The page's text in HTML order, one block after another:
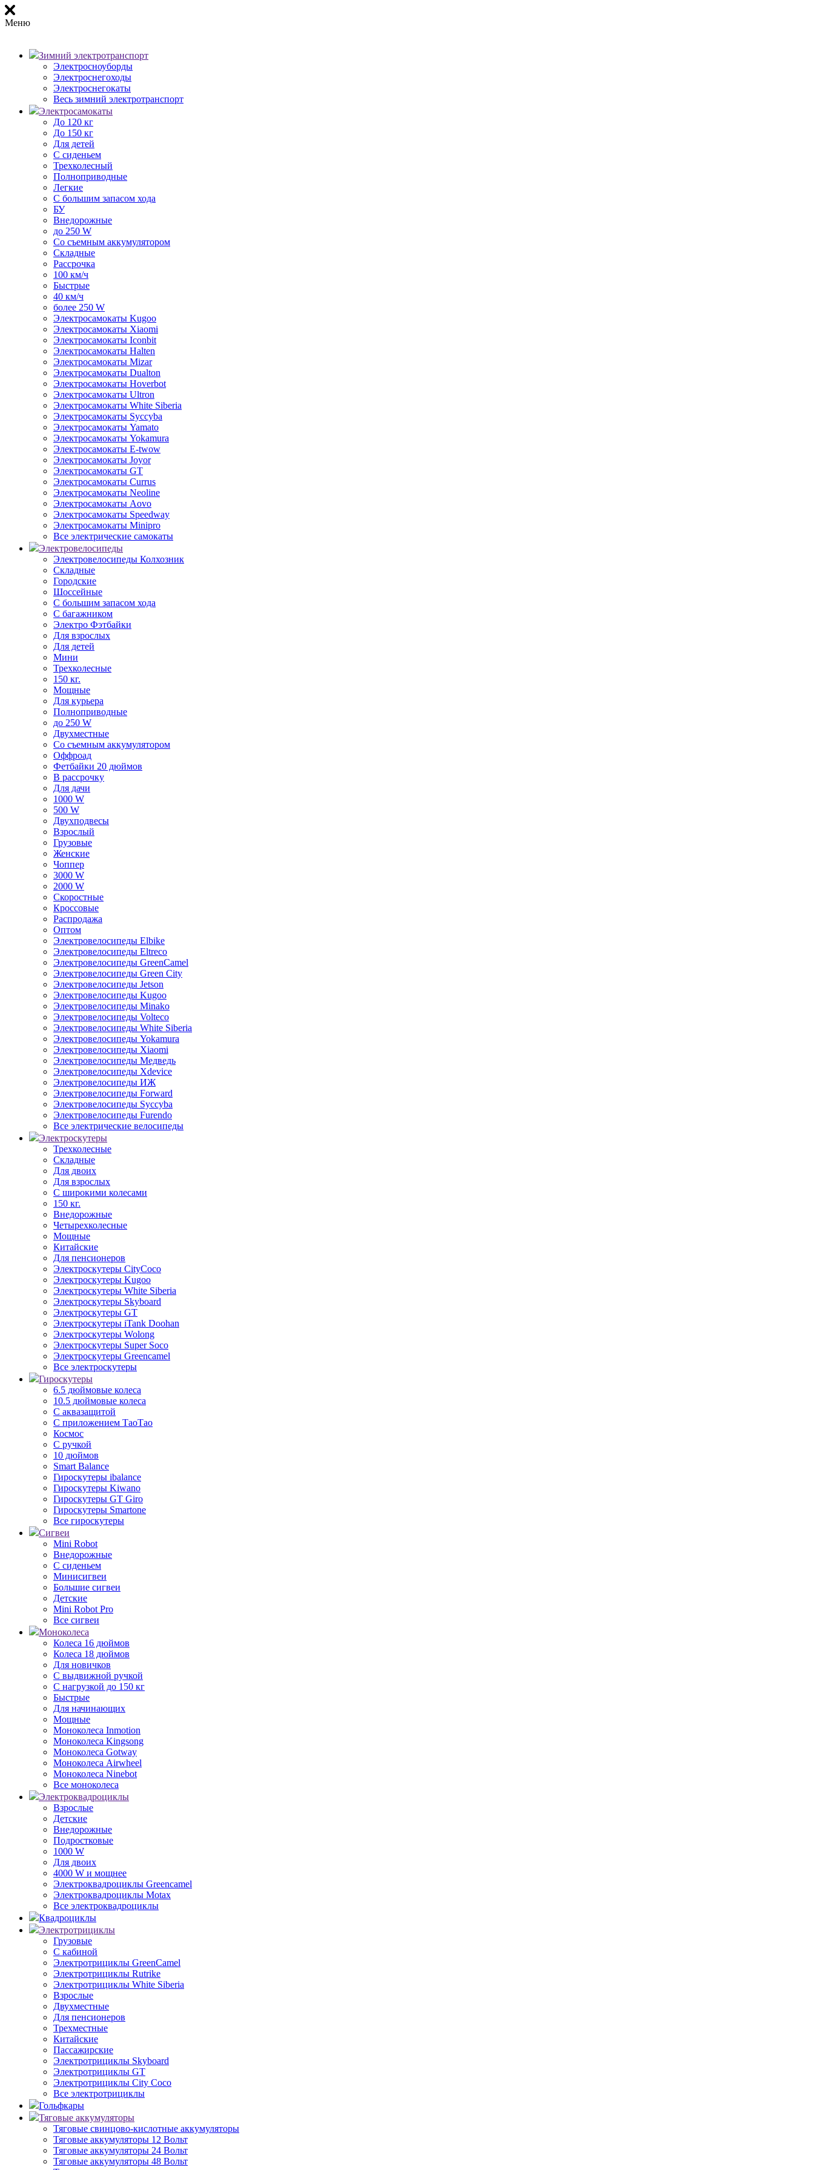
Меню
Зимний электротранспорт
Электросноуборды
Электроснегоходы
Электроснегокаты
Весь зимний электротранспорт
Электросамокаты
До 120 кг
До 150 кг
Для детей
С сиденьем
Трехколесный
Полноприводные
Легкие
С большим запасом хода
БУ
Внедорожные
до 250 W
Со съемным аккумулятором
Складные
Рассрочка
100 км/ч
Быстрые
40 км/ч
более 250 W
Электросамокаты Kugoo
Электросамокаты Xiaomi
Электросамокаты Iconbit
Электросамокаты Halten
Электросамокаты Mizar
Электросамокаты Dualton
Электросамокаты Hoverbot
Электросамокаты Ultron
Электросамокаты White Siberia
Электросамокаты Syccyba
Электросамокаты Yamato
Электросамокаты Yokamura
Электросамокаты E-twow
Электросамокаты Joyor
Электросамокаты GT
Электросамокаты Currus
Электросамокаты Neoline
Электросамокаты Aovo
Электросамокаты Speedway
Электросамокаты Minipro
Все электрические самокаты
Электровелосипеды
Электровелосипеды Колхозник
Складные
Городские
Шоссейные
С большим запасом хода
С багажником
Электро Фэтбайки
Для взрослых
Для детей
Мини
Трехколесные
150 кг.
Мощные
Для курьера
Полноприводные
до 250 W
Двухместные
Со съемным аккумулятором
Оффроад
Фетбайки 20 дюймов
В рассрочку
Для дачи
1000 W
500 W
Двухподвесы
Взрослый
Грузовые
Женские
Чоппер
3000 W
2000 W
Скоростные
Кроссовые
Распродажа
Оптом
Электровелосипеды Elbike
Электровелосипеды Eltreco
Электровелосипеды GreenCamel
Электровелосипеды Green City
Электровелосипеды Jetson
Электровелосипеды Kugoo
Электровелосипеды Minako
Электровелосипеды Volteco
Электровелосипеды White Siberia
Электровелосипеды Yokamura
Электровелосипеды Xiaomi
Электровелосипеды Медведь
Электровелосипеды Xdevice
Электровелосипеды ИЖ
Электровелосипеды Forward
Электровелосипеды Syccyba
Электровелосипеды Furendo
Все электрические велосипеды
Электроскутеры
Трехколесные
Складные
Для двоих
Для взрослых
С широкими колесами
150 кг.
Внедорожные
Четырехколесные
Мощные
Китайские
Для пенсионеров
Электроскутеры CityCoco
Электроскутеры Kugoo
Электроскутеры White Siberia
Электроскутеры Skyboard
Электроскутеры GT
Электроскутеры iTank Doohan
Электроскутеры Wolong
Электроскутеры Super Soco
Электроскутеры Greencamel
Все электроскутеры
Гироскутеры
6.5 дюймовые колеса
10.5 дюймовые колеса
С аквазащитой
С приложением ТаоТао
Космос
С ручкой
10 дюймов
Smart Balance
Гироскутеры ibalance
Гироскутеры Kiwano
Гироскутеры GT Giro
Гироскутеры Smartone
Все гироскутеры
Сигвеи
Mini Robot
Внедорожные
С сиденьем
Минисигвеи
Большие сигвеи
Детские
Mini Robot Pro
Все сигвеи
Моноколеса
Колеса 16 дюймов
Колеса 18 дюймов
Для новичков
С выдвижной ручкой
С нагрузкой до 150 кг
Быстрые
Для начинающих
Мощные
Моноколеса Inmotion
Моноколеса Kingsong
Моноколеса Gotway
Моноколеса Airwheel
Моноколеса Ninebot
Все моноколеса
Электроквадроциклы
Взрослые
Детские
Внедорожные
Подростковые
1000 W
Для двоих
4000 W и мощнее
Электроквадроциклы Greencamel
Электроквадроциклы Motax
Все электроквадроциклы
Квадроциклы
Электротрициклы
Грузовые
С кабиной
Электротрициклы GreenCamel
Электротрициклы Rutrike
Электротрициклы White Siberia
Взрослые
Двухместные
Для пенсионеров
Трехместные
Китайские
Пассажирские
Электротрициклы Skyboard
Электротрициклы GT
Электротрициклы City Coco
Все электротрициклы
Гольфкары
Тяговые аккумуляторы
Тяговые свинцово-кислотные аккумуляторы
Тяговые аккумуляторы 12 Вольт
Тяговые аккумуляторы 24 Вольт
Тяговые аккумуляторы 48 Вольт